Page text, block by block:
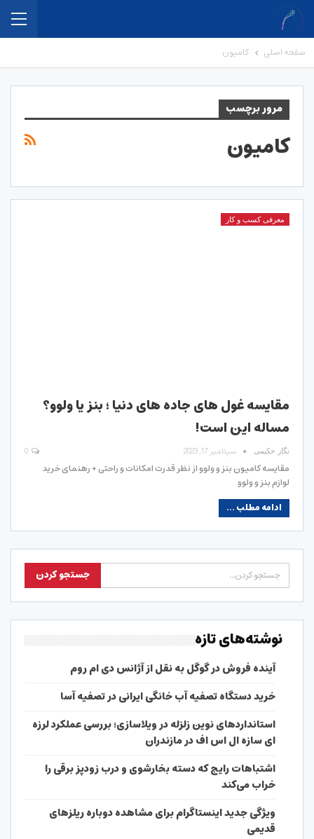
صفحه اصلی کامیون
مرور برچسب
کامیون
معرفی کسب و کار
مقایسه غول های جاده های دنیا ؛ بنز یا ولوو؟
مساله این است!
نگار حکیمی سپتامبر 17, 2023
مقایسه کامیون بنز و ولوو از نظر قدرت امکانات و راحتی + رهنمای خرید
لوازم بنز و ولوو
ادامه مطلب ...
نوشته‌های تازه
آینده فروش در گوگل به نقل از آژانس دی ام روم
خرید دستگاه تصفیه آب خانگی ایرانی در تصفیه آسا
استانداردهای نوین زلزله در ویلاسازی؛ بررسی عملکرد لرزه
ای سازه ال اس اف در مازندران
اشتباهات رایج که دسته بخارشوی و درب زودپز برقی را
خراب می‌کند
ویژگی جدید اینستاگرام برای مشاهده دوباره ریلزهای
قدیمی